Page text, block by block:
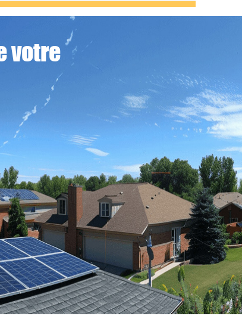
votre